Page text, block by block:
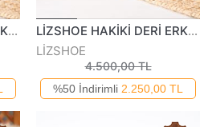
LİZSHOE HAKİKİ DERİ ERKEK BOT VYGR 633623K
LİZSHOE HAKİKİ DERİ ERKEK BOT VYGR 586823K
LİZSHOE
4.500,00 TL
%50 İndirimli 2.250,00 TL